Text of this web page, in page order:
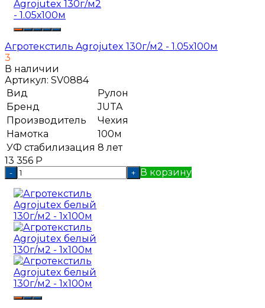
Агротекстиль Agrojutex 130г/м2 - 1.05х100м
3
В наличии
Артикул: SV0884
Вид
Рулон
Бренд
JUTA
Производитель
Чехия
Намотка
100м
УФ стабилизация 8 лет
13 356 Р
- + В корзину